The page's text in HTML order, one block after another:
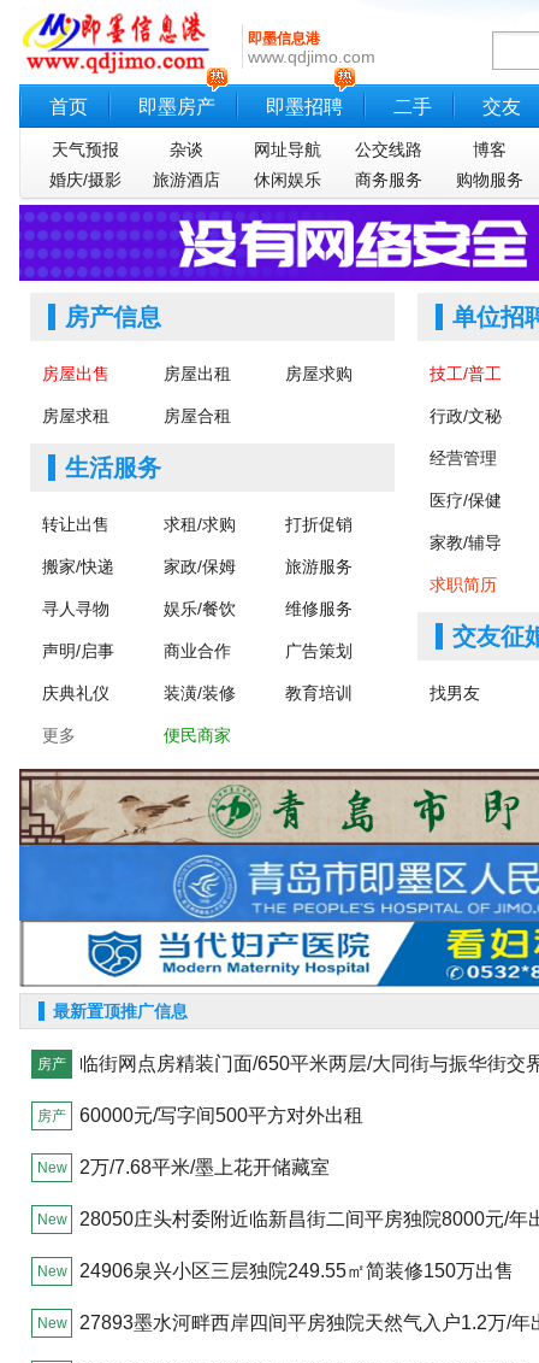
即墨信息港
www.qdjimo.com
首页 即墨房产 即墨招聘 二手 交友
天气预报 杂谈 网址导航 公交线路
博客
婚庆/摄影
旅游酒店 休闲娱乐 商务服务 购物服务
房产信息
房屋出售 房屋出租 房屋求购
房屋求租 房屋合租
生活服务
转让出售 求租/求购 打折促销
搬家/快递 家政/保姆 旅游服务
寻人寻物 娱乐/餐饮 维修服务
声明/启事 商业合作 广告策划
庆典礼仪 装潢/装修 教育培训
更多 便民商家
单位招
技工/普工
行政/文秘
经营管理
医疗/保健
家教/辅导
求职简历
交友征
找男友
最新置顶推广信息
房产 临街网点房精装门面/650平米两层/大同街与振华街交
新世界大厦路口处)
房产 60000元/写字间500平方对外出租
New 2万/7.68平米/墨上花开储藏室
New 28050庄头村委附近临新昌街二间平房独院8000元/年
New 24906泉兴小区三层独院249.55㎡简装修150万出售
New 27893墨水河畔西岸四间平房独院天然气入户1.2万/年